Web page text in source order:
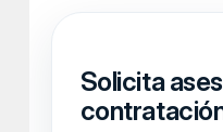
Solicita